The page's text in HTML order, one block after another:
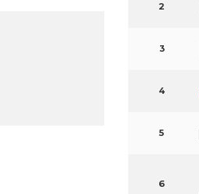
2
3
4
5
6